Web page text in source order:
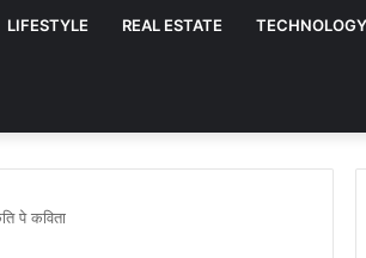
LIFESTYLE REAL ESTATE TECHNOLOGY
पे कविता